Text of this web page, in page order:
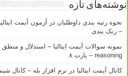
نوشته‌های تازه
– رنک بندی
reasoning – پارت ۸
کانال آیمت ایتالیا در نرم افزار بله – کانال